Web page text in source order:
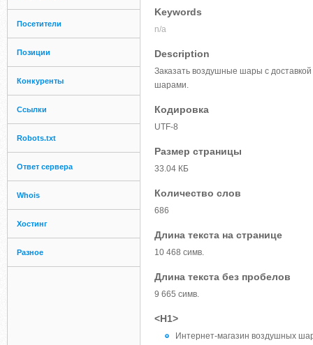
Посетители
Позиции
Конкуренты
Ссылки
Robots.txt
Ответ сервера
Whois
Хостинг
Разное
Keywords
n/a
Description
Заказать воздушные шары с
шарами.
Кодировка
UTF-8
Размер страницы
33.04 КБ
Количество слов
686
Длина текста на странице
10 468 симв.
Длина текста без пробелов
9 665 симв.
<H1>
Интернет-магазин воздушных